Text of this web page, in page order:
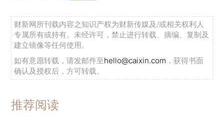
财新网所刊载内容之知识产权为财新传媒及/或相关权利人
专属所有或持有。未经许可，禁止进行转载、摘编、复制及
建立镜像等任何使用。
如有意愿转载，请发邮件至hello@caixin.com ，获得书面
确认及授权后，方可转载。
推荐阅读